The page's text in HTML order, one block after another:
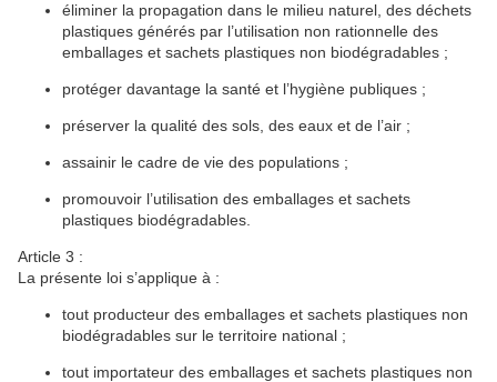
éliminer la propagation dans le milieu naturel, des déchets
plastiques générés par l’utilisation non rationnelle des
emballages et sachets plastiques non biodégradables ;
protéger davantage la santé et l’hygiène publiques ;
préserver la qualité des sols, des eaux et de l’air ;
assainir le cadre de vie des populations ;
promouvoir l’utilisation des emballages et sachets
plastiques biodégradables.
Article 3 :
La présente loi s’applique à :
tout producteur des emballages et sachets plastiques non
biodégradables sur le territoire national ;
tout importateur des emballages et sachets plastiques non